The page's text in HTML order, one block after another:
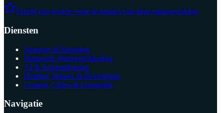
Schrijf een review voor de impact van deze samenwerking
Diensten
Strategie & Branding
Maatwerk Webontwikkeling
AI & Automatisering
Hosting, Beheer & Beveiliging
Content, Video & Fotografie
Navigatie